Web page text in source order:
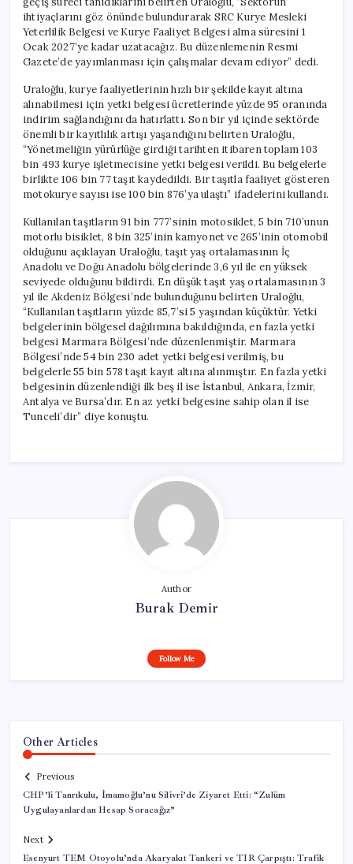
ihtiyaçlarını göz önünde bulundurarak SRC Kurye Mesleki
Yeterlilik Belgesi ve Kurye Faaliyet Belgesi alma süresini 1
Ocak 2027’ye kadar uzatacağız. Bu düzenlemenin Resmi
Gazete’de yayımlanması için çalışmalar devam ediyor” dedi.
Uraloğlu, kurye faaliyetlerinin hızlı bir şekilde kayıt altına
alınabilmesi için yetki belgesi ücretlerinde yüzde 95 oranında
indirim sağlandığını da hatırlattı. Son bir yıl içinde sektörde
önemli bir kayıtlılık artışı yaşandığını belirten Uraloğlu,
“Yönetmeliğin yürürlüğe girdiği tarihten itibaren toplam 103
bin 493 kurye işletmecisine yetki belgesi verildi. Bu belgelerle
birlikte 106 bin 77 taşıt kaydedildi. Bir taşıtla faaliyet gösteren
motokurye sayısı ise 100 bin 876’ya ulaştı” ifadelerini kullandı.
Kullanılan taşıtların 91 bin 777’sinin motosiklet, 5 bin 710’unun
motorlu bisiklet, 8 bin 325’inin kamyonet ve 265’inin otomobil
olduğunu açıklayan Uraloğlu, taşıt yaş ortalamasının İç
Anadolu ve Doğu Anadolu bölgelerinde 3,6 yıl ile en yüksek
seviyede olduğunu bildirdi. En düşük taşıt yaş ortalamasının 3
yıl ile Akdeniz Bölgesi’nde bulunduğunu belirten Uraloğlu,
“Kullanılan taşıtların yüzde 85,7’si 5 yaşından küçüktür. Yetki
belgelerinin bölgesel dağılımına bakıldığında, en fazla yetki
belgesi Marmara Bölgesi’nde düzenlenmiştir. Marmara
Bölgesi’nde 54 bin 230 adet yetki belgesi verilmiş, bu
belgelerle 55 bin 578 taşıt kayıt altına alınmıştır. En fazla yetki
belgesinin düzenlendiği ilk beş il ise İstanbul, Ankara, İzmir,
Antalya ve Bursa’dır. En az yetki belgesine sahip olan il ise
Tunceli’dir” diye konuştu.
Author
Burak Demir
Follow Me
Other Articles
Previous
CHP’li Tanrıkulu, İmamoğlu’nu Silivri’de Ziyaret Etti: “Zulüm
Uygulayanlardan Hesap Soracağız”
Next
Esenyurt TEM Otoyolu’nda Akaryakıt Tankeri ve TIR Çarpıştı: Trafik